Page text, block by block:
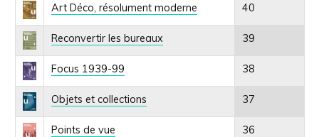
Art Déco, résolument moderne 40
Reconvertir les bureaux 39
Focus 1939-99 38
Objets et collections 37
Points de vue 36